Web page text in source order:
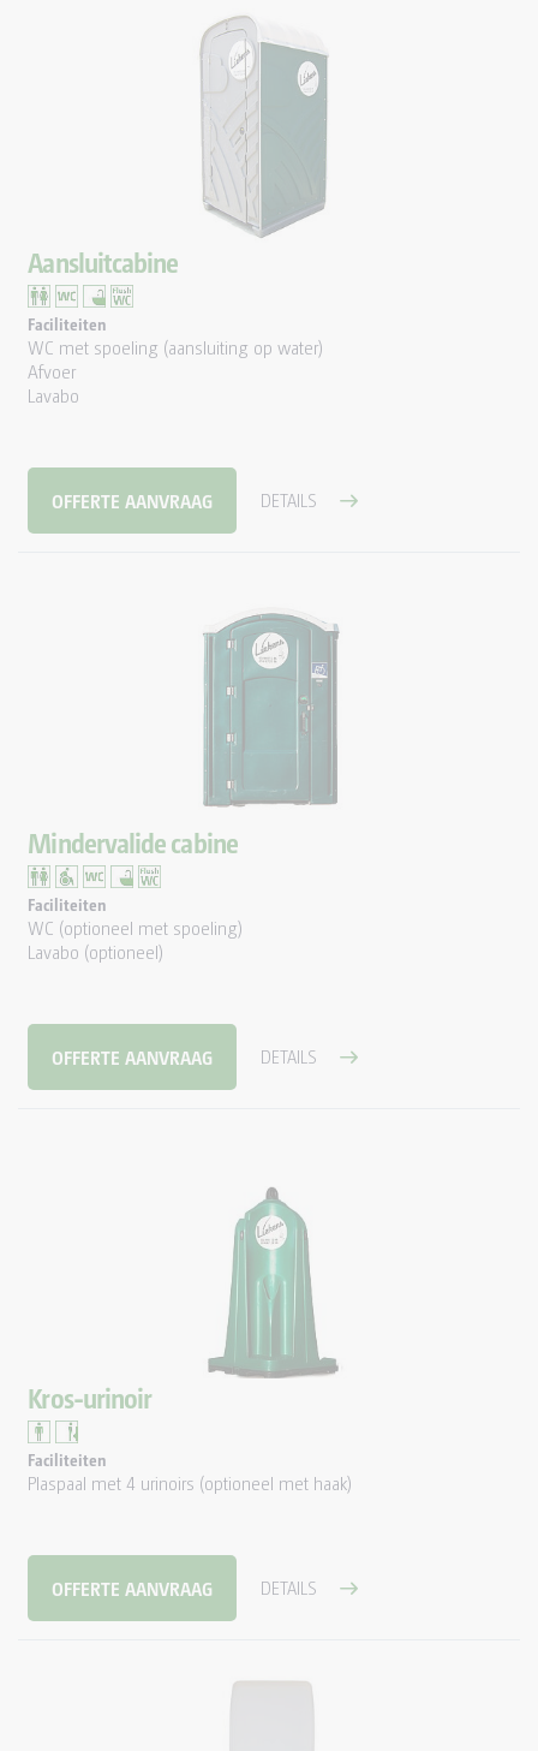
Aansluitcabine
Faciliteiten
WC met spoeling (aansluiting op water)
Afvoer
Lavabo
OFFERTE AANVRAAG DETAILS
Mindervalide cabine
Faciliteiten
WC (optioneel met spoeling)
Lavabo (optioneel)
OFFERTE AANVRAAG DETAILS
Kros-urinoir
Faciliteiten
Plaspaal met 4 urinoirs (optioneel met haak)
OFFERTE AANVRAAG DETAILS